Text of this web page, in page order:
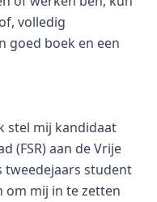
volledig
goed boek en een
stel mij kandidaat
(FSR) aan de Vrije
tweedejaars student
om mij in te zetten